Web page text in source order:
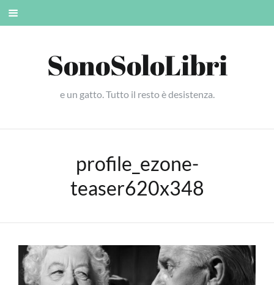
Skip
SonoSoloLibri
e un gatto. Tutto il resto è desistenza.
profile_ezone-
teaser620x348